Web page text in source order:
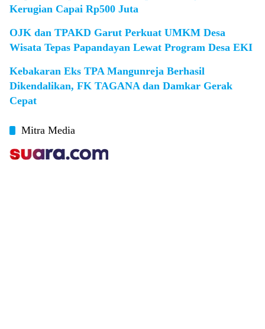
Kerugian Capai Rp500 Juta
OJK dan TPAKD Garut Perkuat UMKM Desa
Wisata Tepas Papandayan Lewat Program Desa EKI
Kebakaran Eks TPA Mangunreja Berhasil
Dikendalikan, FK TAGANA dan Damkar Gerak
Cepat
Mitra Media